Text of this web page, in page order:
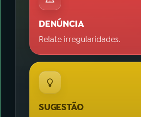
DENÚNCIA
Relate irregularidades.
SUGESTÃO